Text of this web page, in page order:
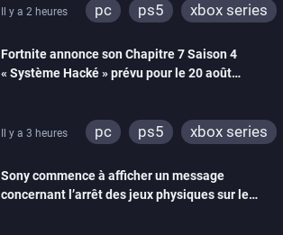
Il y a 2 heures pc ps5
xbox series
Fortnite annonce son Chapitre 7 Saison 4
« Système Hacké » prévu pour le 20 août
Il y a 3 heures pc ps5
xbox series
ps4
xbox one
switch 2
Sony commence à afficher un message
concernant l’arrêt des jeux physiques sur le